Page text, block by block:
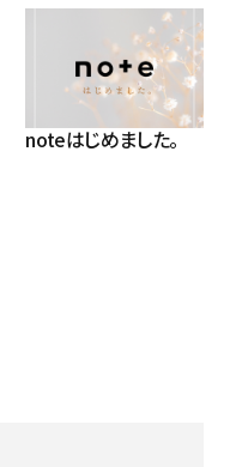
noteはじめました。